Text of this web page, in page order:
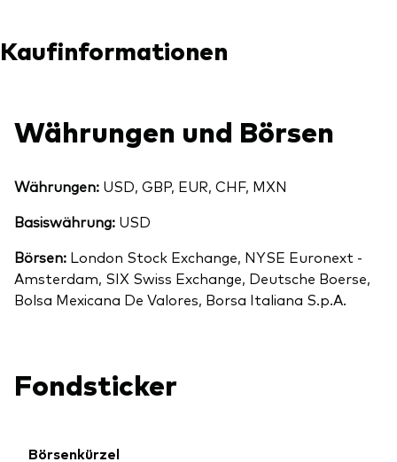
Kaufinformationen
Währungen und Börsen
Währungen: USD, GBP, EUR, CHF, MXN
Basiswährung: USD
Börsen: London Stock Exchange, NYSE Euronext -
Amsterdam, SIX Swiss Exchange, Deutsche Boerse,
Bolsa Mexicana De Valores, Borsa Italiana S.p.A.
Fondsticker
Börsenkürzel